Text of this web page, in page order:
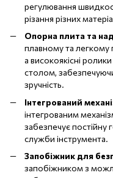
регулювання
різання різних
Опорна плита та
плавному та легкому
а високоякісні
столом,
зручність.
Інтегрований
інтегрованим
забезпечує постійну
служби інструмента.
Запобіжник для
запобіжником з